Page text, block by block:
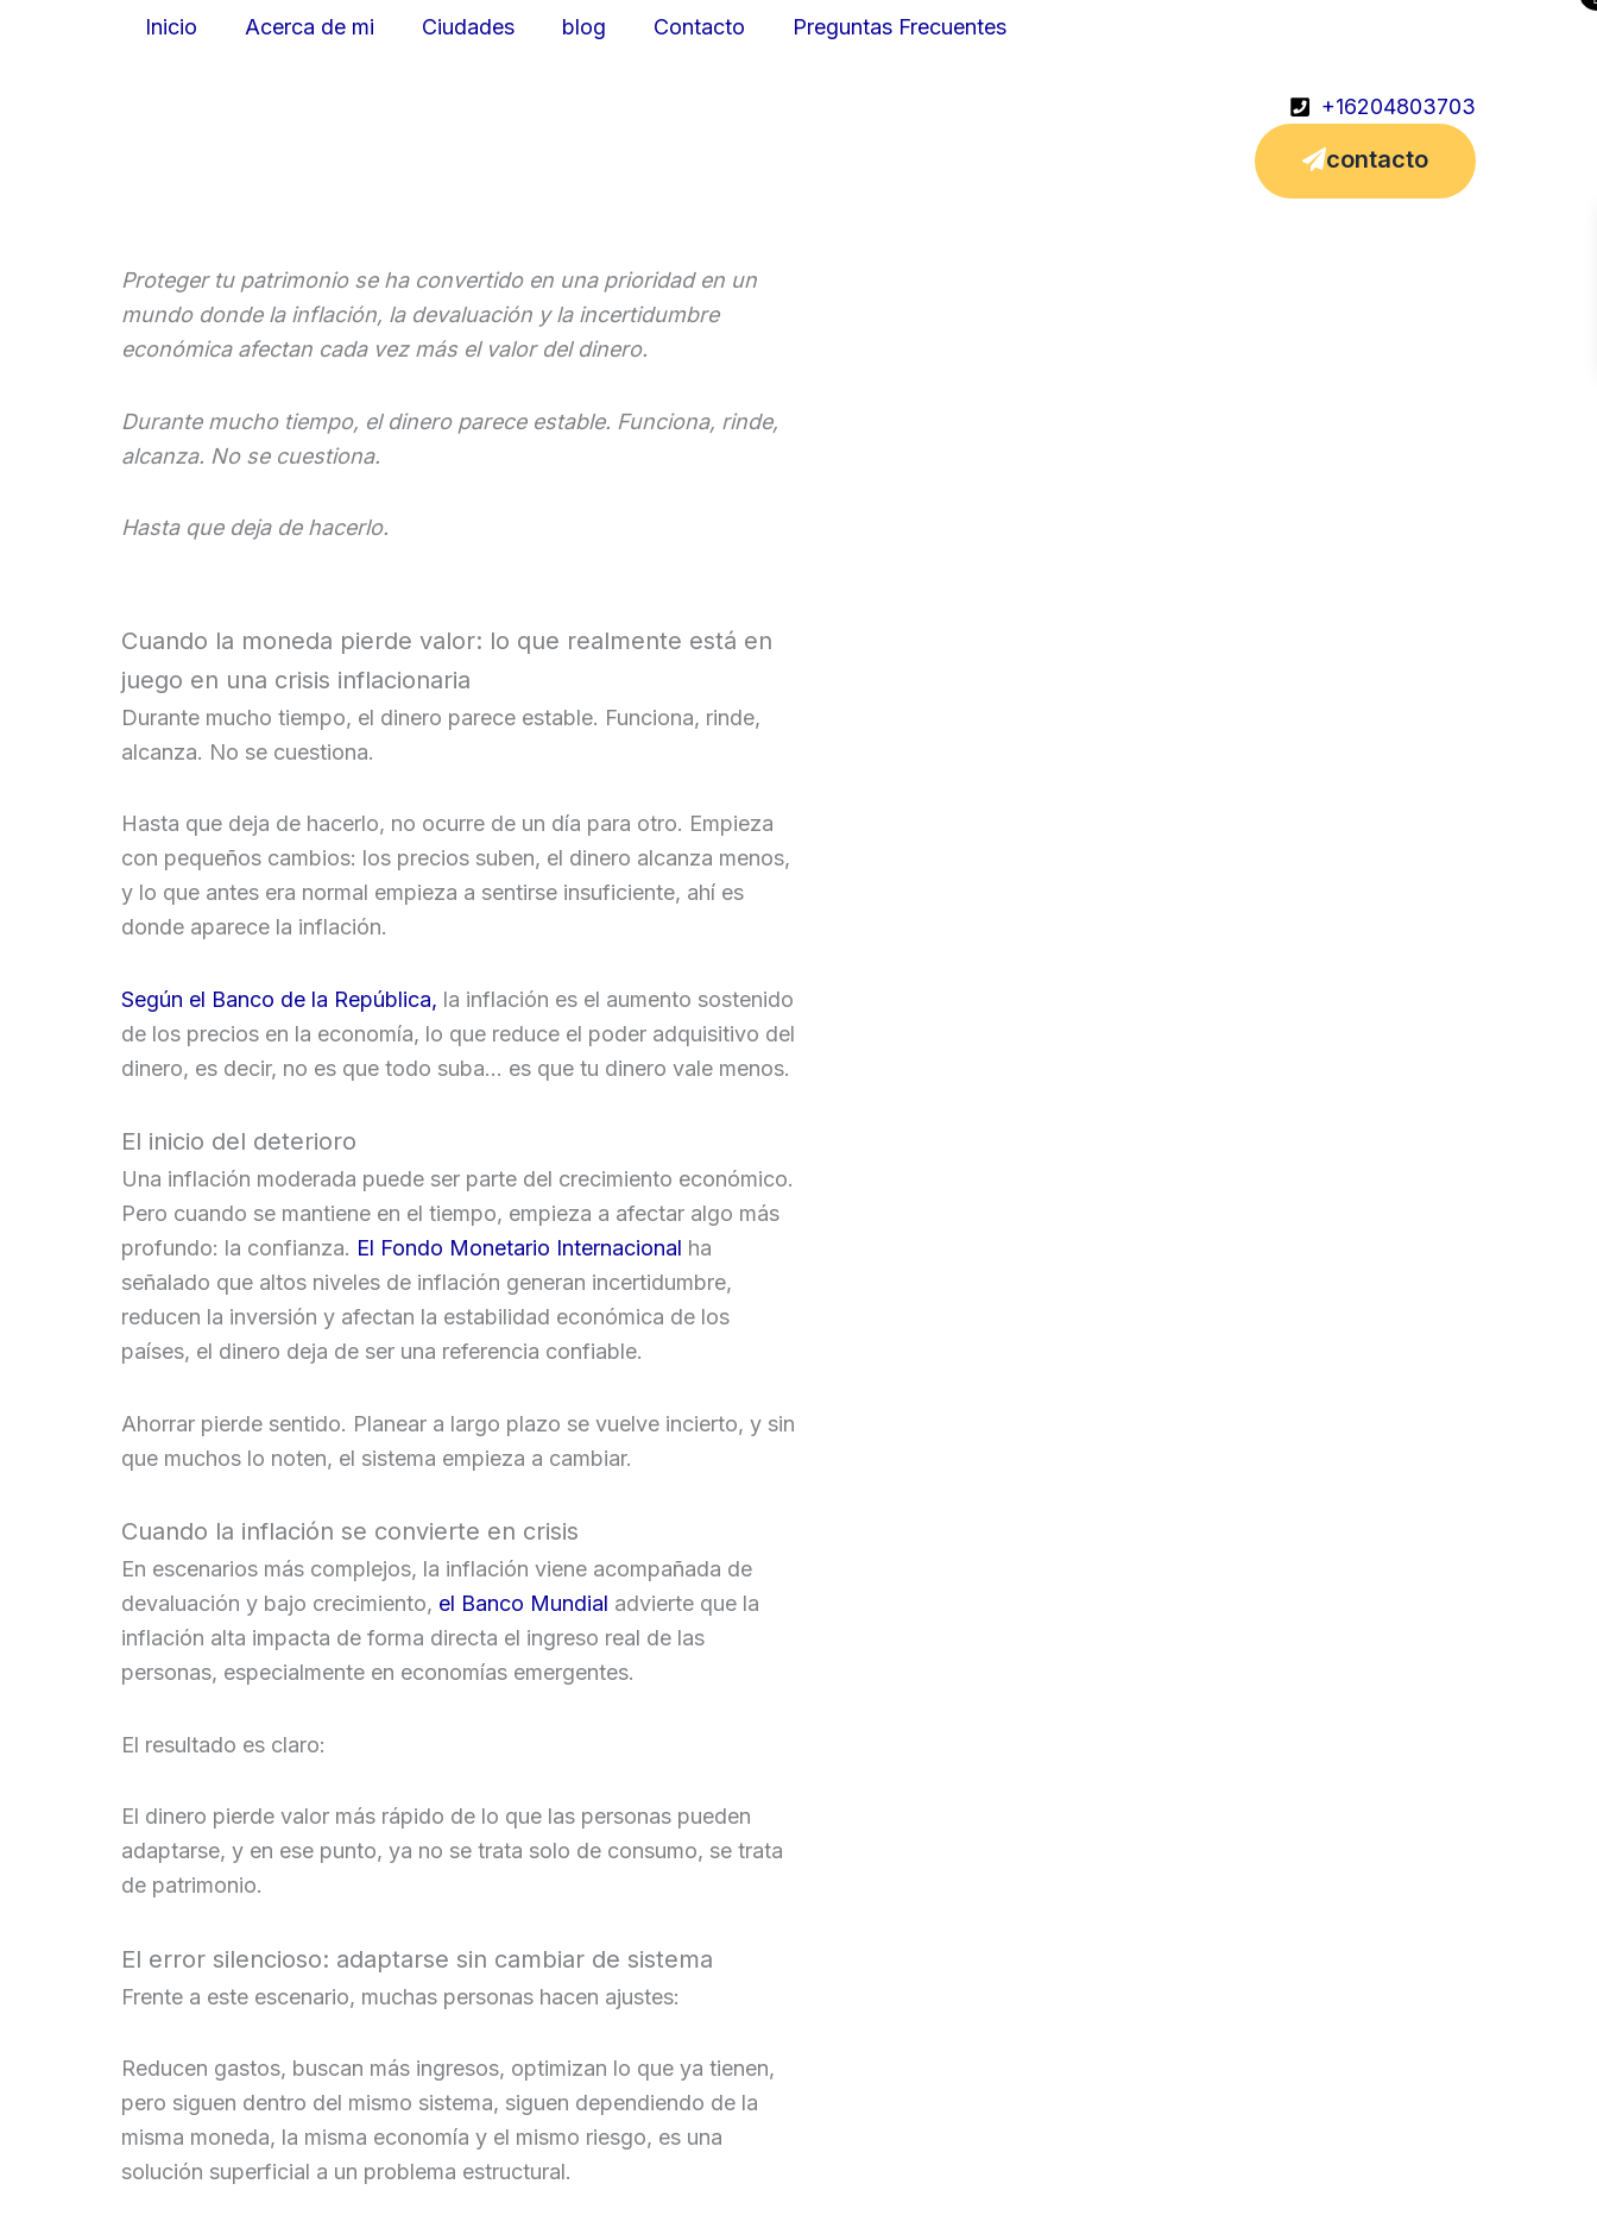
Inicio Acerca de mi Ciudades blog Contacto Preguntas Frecuentes
+16204803703
contacto
Proteger tu patrimonio se ha convertido en una prioridad en un
mundo donde la inflación, la devaluación y la incertidumbre
económica afectan cada vez más el valor del dinero.
Durante mucho tiempo, el dinero parece estable. Funciona, rinde,
alcanza. No se cuestiona.
Hasta que deja de hacerlo.
Cuando la moneda pierde valor: lo que realmente está en
juego en una crisis inflacionaria
Durante mucho tiempo, el dinero parece estable. Funciona, rinde,
alcanza. No se cuestiona.
Hasta que deja de hacerlo, no ocurre de un día para otro. Empieza
con pequeños cambios: los precios suben, el dinero alcanza menos,
y lo que antes era normal empieza a sentirse insuficiente, ahí es
donde aparece la inflación.
Según el Banco de la República, la inflación es el aumento sostenido
de los precios en la economía, lo que reduce el poder adquisitivo del
dinero, es decir, no es que todo suba… es que tu dinero vale menos.
El inicio del deterioro
Una inflación moderada puede ser parte del crecimiento económico.
Pero cuando se mantiene en el tiempo, empieza a afectar algo más
profundo: la confianza. El Fondo Monetario Internacional ha
señalado que altos niveles de inflación generan incertidumbre,
reducen la inversión y afectan la estabilidad económica de los
países, el dinero deja de ser una referencia confiable.
Ahorrar pierde sentido. Planear a largo plazo se vuelve incierto, y sin
que muchos lo noten, el sistema empieza a cambiar.
Cuando la inflación se convierte en crisis
En escenarios más complejos, la inflación viene acompañada de
devaluación y bajo crecimiento, el Banco Mundial advierte que la
inflación alta impacta de forma directa el ingreso real de las
personas, especialmente en economías emergentes.
El resultado es claro:
El dinero pierde valor más rápido de lo que las personas pueden
adaptarse, y en ese punto, ya no se trata solo de consumo, se trata
de patrimonio.
El error silencioso: adaptarse sin cambiar de sistema
Frente a este escenario, muchas personas hacen ajustes:
Reducen gastos, buscan más ingresos, optimizan lo que ya tienen,
pero siguen dentro del mismo sistema, siguen dependiendo de la
misma moneda, la misma economía y el mismo riesgo, es una
solución superficial a un problema estructural.